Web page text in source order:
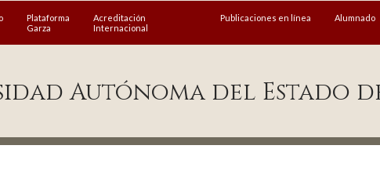
Plataforma
Garza
Acreditación
Internacional
Publicaciones en línea Alumnado
Autónoma del Estado